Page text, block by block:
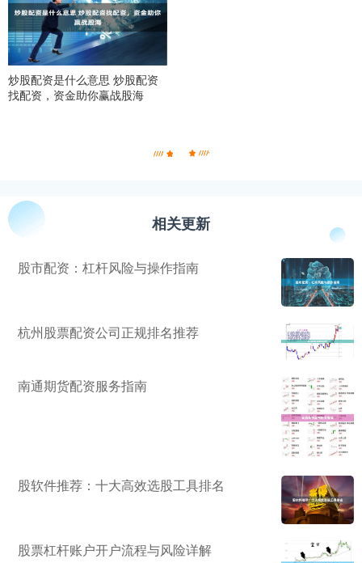
炒股配资是什么意思 炒股配资
找配资，资金助你赢战股海
相关更新
股市配资：杠杆风险与操作指南
杭州股票配资公司正规排名推荐
南通期货配资服务指南
股软件推荐：十大高效选股工具排名
股票杠杆账户开户流程与风险详解